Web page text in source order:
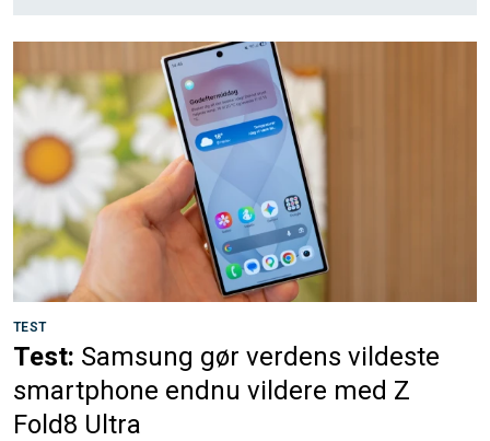
TEST
Test: Samsung gør verdens vildeste
smartphone endnu vildere med Z
Fold8 Ultra